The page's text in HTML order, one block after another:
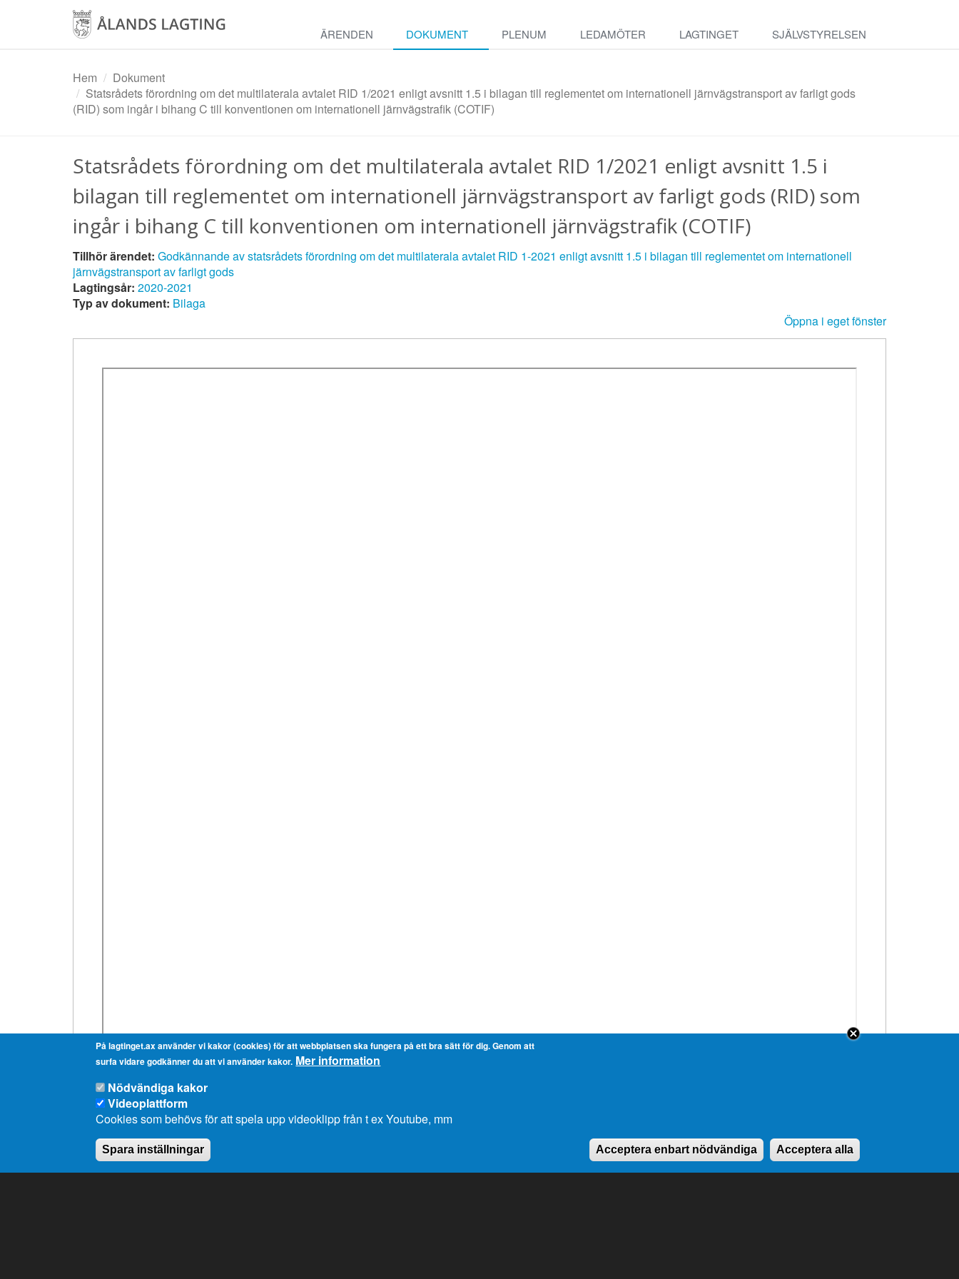
ÄRENDEN DOKUMENT PLENUM LEDAMÖTER LAGTINGET SJÄLVSTYRELSEN
Hem
Dokument
Statsrådets förordning om det multilaterala avtalet RID 1/2021 enligt avsnitt 1.5 i bilagan till reglementet om internationell järnvägstransport av farligt gods
(RID) som ingår i bihang C till konventionen om internationell järnvägstrafik (COTIF)
Statsrådets förordning om det multilaterala avtalet RID 1/2021 enligt avsnitt 1.5 i
bilagan till reglementet om internationell järnvägstransport av farligt gods (RID) som
ingår i bihang C till konventionen om internationell järnvägstrafik (COTIF)
Tillhör ärendet: Godkännande av statsrådets förordning om det multilaterala avtalet RID 1-2021 enligt avsnitt 1.5 i bilagan till reglementet om internationell
järnvägstransport av farligt gods
Lagtingsår: 2020-2021
Typ av dokument: Bilaga
Öppna i eget fönster
På lagtinget.ax använder vi kakor (cookies) för att webbplatsen ska fungera på ett bra sätt för dig. Genom att
surfa vidare godkänner du att vi använder kakor. Mer information
Nödvändiga kakor
Videoplattform
Cookies som behövs för att spela upp videoklipp från t ex Youtube, mm
Spara inställningar Acceptera enbart nödvändiga Acceptera alla